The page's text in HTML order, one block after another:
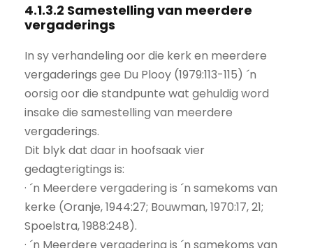
4.1.3.2 Samestelling van meerdere
vergaderings
In sy verhandeling oor die kerk en meerdere
vergaderings gee Du Plooy (1979:113-115) ´n
oorsig oor die standpunte wat gehuldig word
insake die samestelling van meerdere
vergaderings.
Dit blyk dat daar in hoofsaak vier
gedagterigtings is:
· ´n Meerdere vergadering is ´n samekoms van
kerke (Oranje, 1944:27; Bouwman, 1970:17, 21;
Spoelstra, 1988:248).
· ´n Meerdere vergadering is ´n samekoms van